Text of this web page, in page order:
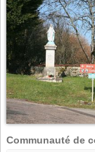
Communauté de